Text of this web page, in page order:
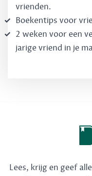
vrienden.
Boekentips voor
2 weken voor een
jarige vriend in je
Lees, krijg en geef